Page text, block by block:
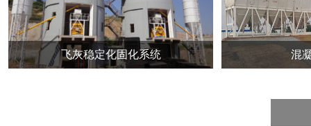
飞灰稳定化固化系统 混凝土